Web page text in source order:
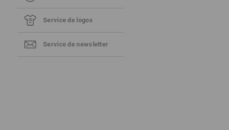
Service de logos
Service de newsletter